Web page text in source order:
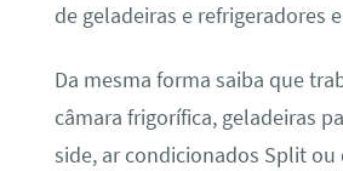
de geladeiras e refrigeradores
Da mesma forma saiba que
câmara frigorífica, geladeiras
side, ar condicionados Split ou